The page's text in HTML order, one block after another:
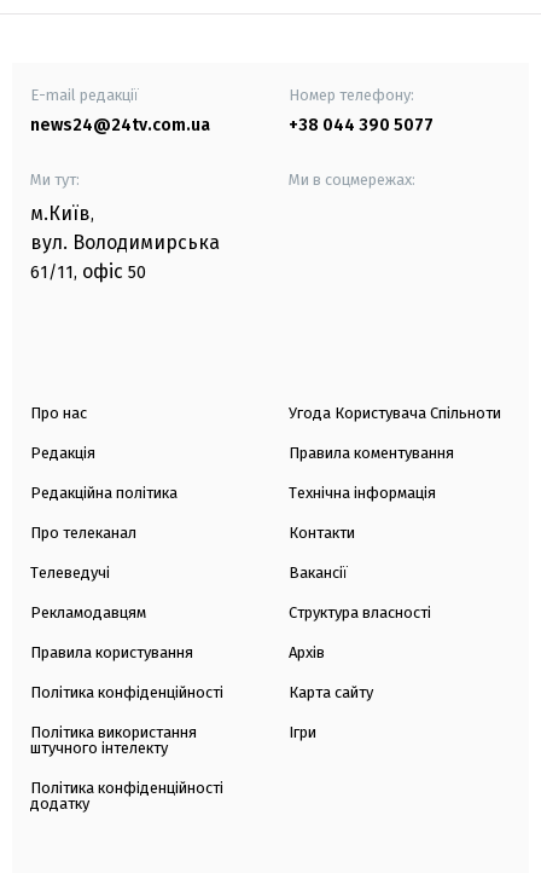
E-mail редакції
news24@24tv.com.ua
Номер телефону:
+38 044 390 5077
Ми тут:
м.Київ,
вул. Володимирська
61/11, офіс 50
Ми в соцмережах:
Про нас
Редакція
Редакційна політика
Про телеканал
Телеведучі
Рекламодавцям
Правила користування
Політика конфіденційності
Політика використання
штучного інтелекту
Політика конфіденційності
додатку
Угода Користувача Спільноти
Правила коментування
Технічна інформація
Контакти
Вакансії
Структура власності
Архів
Карта сайту
Ігри